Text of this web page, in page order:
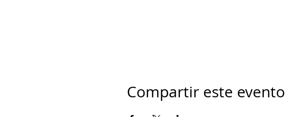
Compartir este evento